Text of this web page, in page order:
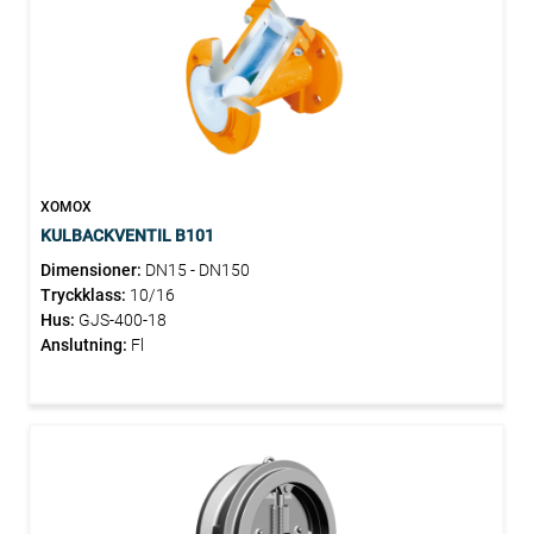
XOMOX
KULBACKVENTIL B101
Dimensioner: DN15 - DN150
Tryckklass: 10/16
Hus: GJS-400-18
Anslutning: Fl